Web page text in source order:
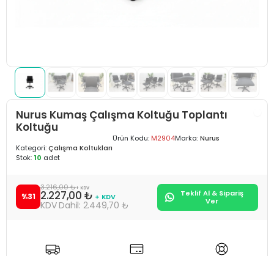
Nurus Kumaş Çalışma Koltuğu Toplantı
Koltuğu
Kategori:Çalışma Koltukları
Ürün Kodu: M2904Marka:Nurus
Stok: 10 adet
%31
3.216,00 ₺+ KDV
2.227,00 ₺ + KDV
2.449,70 ₺
Teklif Al & Sipariş
Ver